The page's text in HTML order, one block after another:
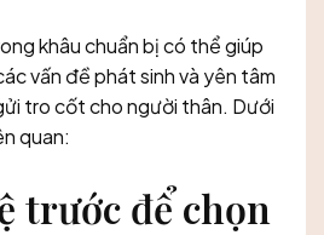
khâu chuẩn bị có thể giúp
vấn đề phát sinh và yên tâm
tro cốt cho người thân. Dưới
quan:
trước để chọn